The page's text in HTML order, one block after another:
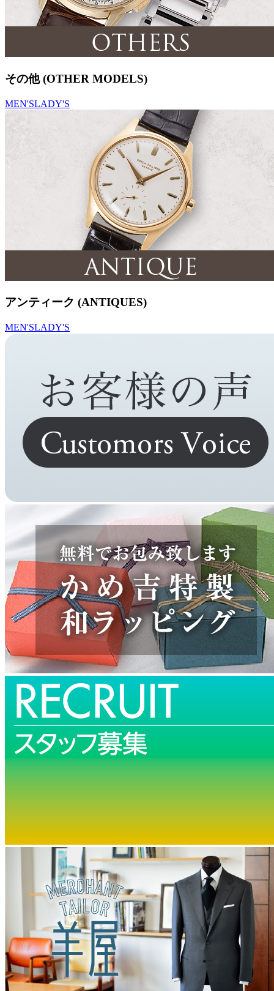
その他 (OTHER MODELS)
MEN'SLADY'S
アンティーク (ANTIQUES)
MEN'SLADY'S